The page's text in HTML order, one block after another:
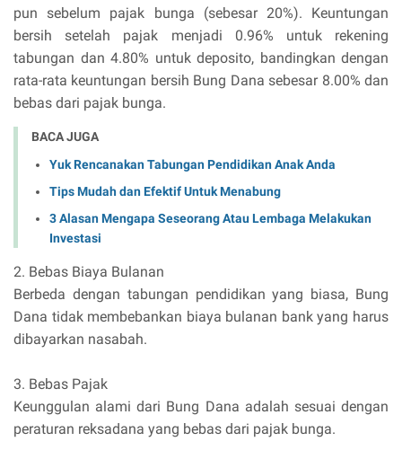
pun sebelum pajak bunga (sebesar 20%). Keuntungan
bersih setelah pajak menjadi 0.96% untuk rekening
tabungan dan 4.80% untuk deposito, bandingkan dengan
rata-rata keuntungan bersih Bung Dana sebesar 8.00% dan
bebas dari pajak bunga.
BACA JUGA
Yuk Rencanakan Tabungan Pendidikan Anak Anda
Tips Mudah dan Efektif Untuk Menabung
3 Alasan Mengapa Seseorang Atau Lembaga Melakukan
Investasi
2. Bebas Biaya Bulanan
Berbeda dengan tabungan pendidikan yang biasa, Bung
Dana tidak membebankan biaya bulanan bank yang harus
dibayarkan nasabah.
3. Bebas Pajak
Keunggulan alami dari Bung Dana adalah sesuai dengan
peraturan reksadana yang bebas dari pajak bunga.